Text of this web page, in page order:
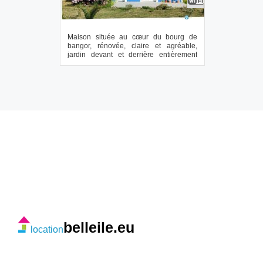
Maison située au cœur du bourg de
bangor, rénovée, claire et agréable,
jardin devant et derrière entièrement
clos, garag...
locationbelleile.eu